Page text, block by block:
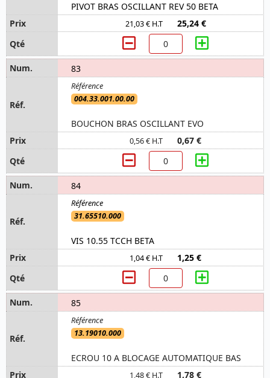
PIVOT BRAS OSCILLANT REV 50 BETA
21,03 € H.T 25,24 €
83
004.33.001.00.00
BOUCHON BRAS OSCILLANT EVO
0,56 € H.T 0,67 €
84
31.65510.000
VIS 10.55 TCCH BETA
1,04 € H.T 1,25 €
85
13.19010.000
ECROU 10 A BLOCAGE AUTOMATIQUE BAS
1,48 € H.T 1,78 €